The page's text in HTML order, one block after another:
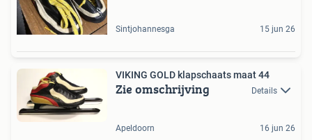
Sintjohannesga 15 jun 26
VIKING GOLD klapschaats maat 44
Zie omschrijving Details
Apeldoorn 16 jun 26